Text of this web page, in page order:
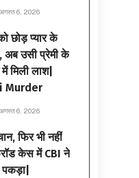
अगस्त 6, 2026
छोड़ प्यार के
अब उसी प्रेमी के
मिली लाश|
Murder
अगस्त 6, 2026
फिर भी नहीं
केस में CBI ने